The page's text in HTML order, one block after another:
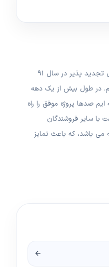
با افزایش روزافزون استفاده از انرژی های تجدید پذیر در سال ۹۱
در طول بیش از یک دهه
صدها پروژه موفق را راه
با سایر فروشندگان
باشد، که باعث تمایز